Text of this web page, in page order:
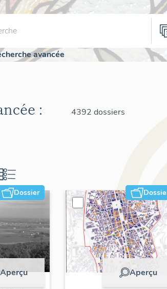
avancée
: 4392 dossiers
Dossier
Aperçu Aperçu